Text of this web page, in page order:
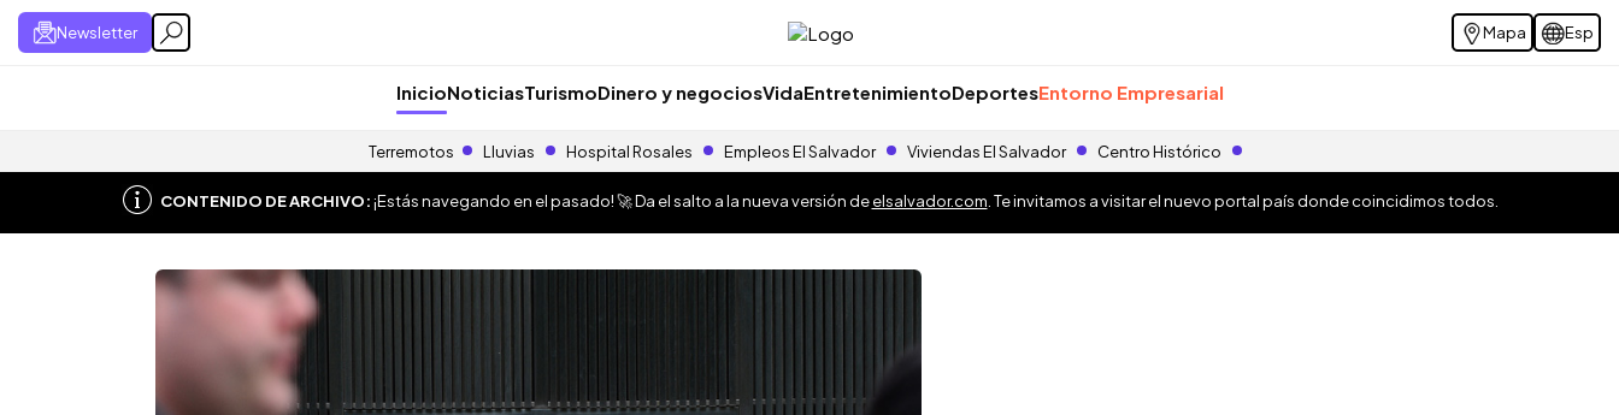
Newsletter Mapa Esp
InicioNoticiasTurismoDinero y negociosVidaEntretenimientoDeportesEntorno Empresarial
Terremotos Lluvias Hospital Rosales Empleos El Salvador Viviendas El Salvador Centro Histórico
CONTENIDO DE ARCHIVO:¡Estás navegando en el pasado! 🚀 Da el salto a la nueva versión deelsalvador.com . Te invitamos a visitar el nuevo portal país donde coincidimos todos.